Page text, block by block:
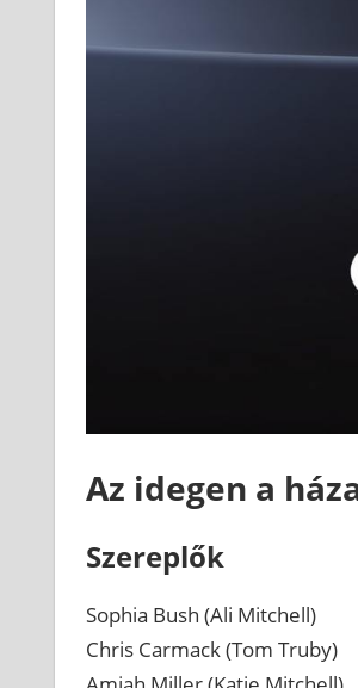
Az idegen a
Szereplők
Sophia Bush (Ali Mitchell)
Chris Carmack (Tom Truby)